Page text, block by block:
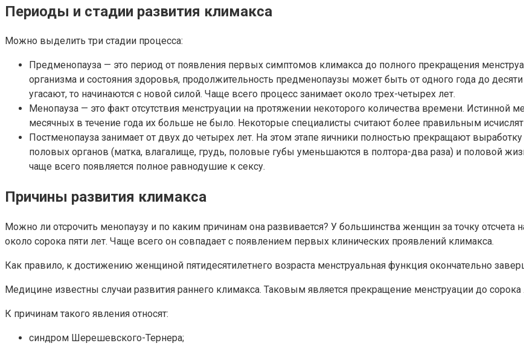
Периоды и стадии развития климакса
Можно выделить три стадии процесса:
Предменопауза — это период от появления первых симптомов климакса до полного прекращения
организма и состояния здоровья, продолжительность предменопаузы может быть от одного года до
угасают, то начинаются с новой силой. Чаще всего процесс занимает около трех-четырех лет.
Менопауза — это факт отсутствия менструации на протяжении некоторого количества времени. Истинной
месячных в течение года их больше не было. Некоторые специалисты считают более правильным
Постменопауза занимает от двух до четырех лет. На этом этапе яичники полностью прекращают
половых органов (матка, влагалище, грудь, половые губы уменьшаются в полтора-два раза) и половой
чаще всего появляется полное равнодушие к сексу.
Причины развития климакса
Можно ли отсрочить менопаузу и по каким причинам она развивается? У большинства женщин за точку отсчета
около сорока пяти лет. Чаще всего он совпадает с появлением первых клинических проявлений климакса.
Как правило, к достижению женщиной пятидесятилетнего возраста менструальная функция окончательно
Медицине известны случаи развития раннего климакса. Таковым является прекращение менструации до сорока
К причинам такого явления относят:
синдром Шерешевского-Тернера;